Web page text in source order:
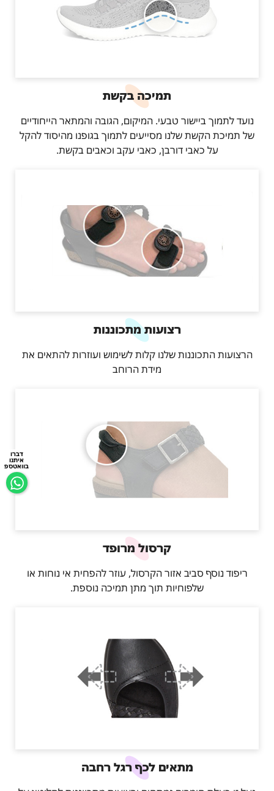
דברו
איתנו
בוואטספ
תמיכה בקשת
נועד לתמוך ביישור טבעי. המיקום, הגובה והמתאר הייחודיים
של תמיכת הקשת שלנו מסייעים לתמוך בגופנו מהיסוד להקל
על כאבי דורבן, כאבי עקב וכאבים בקשת.
רצועות מתכוננות
הרצועות התכוננות שלנו קלות לשימוש ועוזרות להתאים את
מידת הרוחב
קרסול מרופד
ריפוד נוסף סביב אזור הקרסול, עוזר להפחית אי נוחות או
שלפוחיות תוך מתן תמיכה נוספת.
מתאים לכף רגל רחבה